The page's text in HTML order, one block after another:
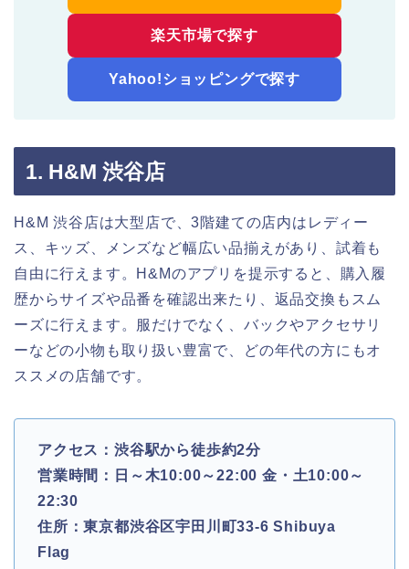
楽天市場で探す
Yahoo!ショッピングで探す
1. H&M 渋谷店
H&M 渋谷店は大型店で、3階建ての店内はレディー
ス、キッズ、メンズなど幅広い品揃えがあり、試着も
自由に行えます。H&Mのアプリを提示すると、購入履
歴からサイズや品番を確認出来たり、返品交換もスム
ーズに行えます。服だけでなく、バックやアクセサリ
ーなどの小物も取り扱い豊富で、どの年代の方にもオ
ススメの店舗です。
アクセス：渋谷駅から徒歩約2分
営業時間：日～木10:00～22:00 金・土10:00～
22:30
住所：東京都渋谷区宇田川町33-6 Shibuya
Flag